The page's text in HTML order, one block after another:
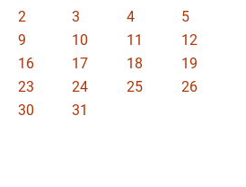
2 3 4
5
9 10 11
12
16 17 18
19
23 24 25
26
30
31